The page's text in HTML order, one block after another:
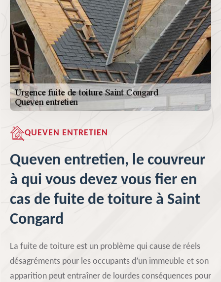
QUEVEN ENTRETIEN
Queven entretien, le couvreur
à qui vous devez vous fier en
cas de fuite de toiture à Saint
Congard
La fuite de toiture est un problème qui cause de réels
désagréments pour les occupants d’un immeuble et son
apparition peut entraîner de lourdes conséquences pour